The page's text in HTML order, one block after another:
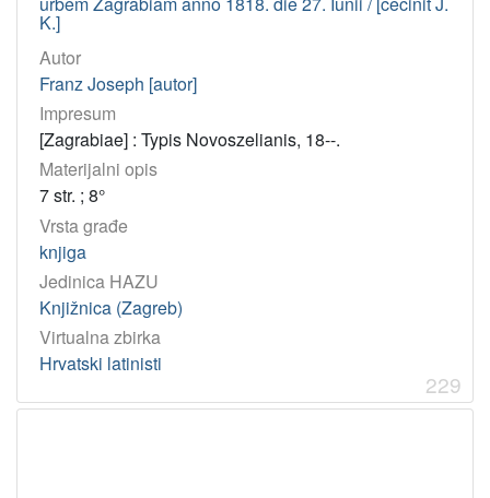
K.]
Autor
Franz Joseph [autor]
Impresum
[Zagrabiae] : Typis Novoszelianis, 18--.
Materijalni opis
7 str. ; 8°
Vrsta građe
knjiga
Jedinica HAZU
Knjižnica (Zagreb)
Virtualna zbirka
Hrvatski latinisti
229